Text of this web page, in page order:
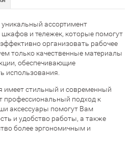
ассортимент
шкафов и тележек, которые помогут
организовать рабочее
только качественные материалы
обеспечивающие
использования.
имеет стильный и современный
профессиональный подход к
аксессуары помогут Вам
и удобство работы, а также
более эргономичным и